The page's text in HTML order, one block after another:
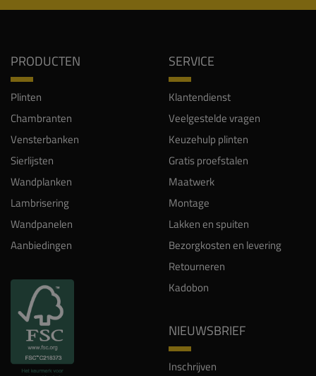
PRODUCTEN
Plinten
Chambranten
Vensterbanken
Sierlijsten
Wandplanken
Lambrisering
Wandpanelen
Aanbiedingen
SERVICE
Klantendienst
Veelgestelde vragen
Keuzehulp plinten
Gratis proefstalen
Maatwerk
Montage
Lakken en spuiten
Bezorgkosten en levering
Retourneren
Kadobon
NIEUWSBRIEF
Inschrijven